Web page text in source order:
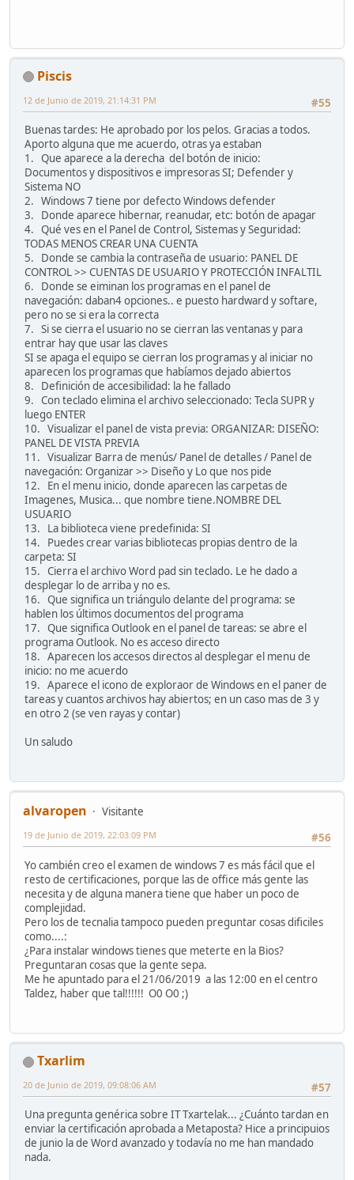
Piscis
#55
12 de Junio de 2019, 21:14:31 PM
Buenas tardes: He aprobado por los pelos. Gracias a todos.
Aporto alguna que me acuerdo, otras ya estaban
1. Que aparece a la derecha del botón de inicio:
Documentos y dispositivos e impresoras SI; Defender y
Sistema NO
2. Windows 7 tiene por defecto Windows defender
3. Donde aparece hibernar, reanudar, etc: botón de apagar
4. Qué ves en el Panel de Control, Sistemas y Seguridad:
TODAS MENOS CREAR UNA CUENTA
5. Donde se cambia la contraseña de usuario: PANEL DE
CONTROL >> CUENTAS DE USUARIO Y PROTECCIÓN INFALTIL
6. Donde se eiminan los programas en el panel de
navegación: daban4 opciones.. e puesto hardward y softare,
pero no se si era la correcta
7. Si se cierra el usuario no se cierran las ventanas y para
entrar hay que usar las claves
SI se apaga el equipo se cierran los programas y al iniciar no
aparecen los programas que habíamos dejado abiertos
8. Definición de accesibilidad: la he fallado
9. Con teclado elimina el archivo seleccionado: Tecla SUPR y
luego ENTER
10. Visualizar el panel de vista previa: ORGANIZAR: DISEÑO:
PANEL DE VISTA PREVIA
11. Visualizar Barra de menús/ Panel de detalles / Panel de
navegación: Organizar >> Diseño y Lo que nos pide
12. En el menu inicio, donde aparecen las carpetas de
Imagenes, Musica... que nombre tiene.NOMBRE DEL
USUARIO
13. La biblioteca viene predefinida: SI
14. Puedes crear varias bibliotecas propias dentro de la
carpeta: SI
15. Cierra el archivo Word pad sin teclado. Le he dado a
desplegar lo de arriba y no es.
16. Que significa un triángulo delante del programa: se
hablen los últimos documentos del programa
17. Que significa Outlook en el panel de tareas: se abre el
programa Outlook. No es acceso directo
18. Aparecen los accesos directos al desplegar el menu de
inicio: no me acuerdo
19. Aparece el icono de exploraor de Windows en el paner de
tareas y cuantos archivos hay abiertos; en un caso mas de 3 y
en otro 2 (se ven rayas y contar)
Un saludo
alvaropen
Visitante
#56
19 de Junio de 2019, 22:03:09 PM
Yo cambién creo el examen de windows 7 es más fácil que el
resto de certificaciones, porque las de office más gente las
necesita y de alguna manera tiene que haber un poco de
complejidad.
Pero los de tecnalia tampoco pueden preguntar cosas dificiles
como....:
¿Para instalar windows tienes que meterte en la Bios?
Preguntaran cosas que la gente sepa.
Me he apuntado para el 21/06/2019 a las 12:00 en el centro
Taldez, haber que tal!!!!!! O0 O0 ;)
Txarlim
#57
20 de Junio de 2019, 09:08:06 AM
Una pregunta genérica sobre IT Txartelak... ¿Cuánto tardan en
enviar la certificación aprobada a Metaposta? Hice a principuios
de junio la de Word avanzado y todavía no me han mandado
nada.